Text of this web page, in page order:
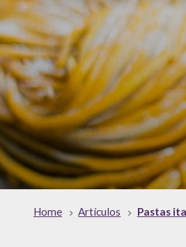
Home Artículos Pastas